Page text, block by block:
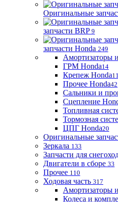
Оригинальные
запчасти BRP 9
запчасти Honda 249
Амортизаторы
ГРМ Honda14
Крепеж Honda11
Прочее Honda42
Сальники и
Сцепление
Топливная
Тормозная
ЦПГ Honda20
Оригинальные
Зеркала 133
Запчасти для
Двигатели в сборе 33
Прочее 110
Ходовая часть 317
Амортизаторы
Колеса и